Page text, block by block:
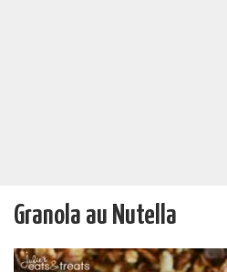
Granola au Nutella